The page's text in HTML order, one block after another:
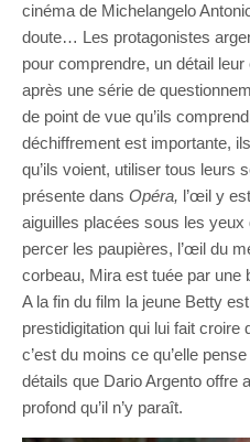
cinéma de Michelangelo
doute… Les protagonistes
pour comprendre, un détail
après une série de
de point de vue qu’ils
déchiffrement est importante,
qu’ils voient, utiliser tous leurs
présente dans Opéra, l’œil y
aiguilles placées sous les yeux
percer les paupières, l’œil du
corbeau, Mira est tuée par
A la fin du film la jeune Betty
prestidigitation qui lui fait croire
c’est du moins ce qu’elle
détails que Dario Argento offre
profond qu’il n’y paraît.